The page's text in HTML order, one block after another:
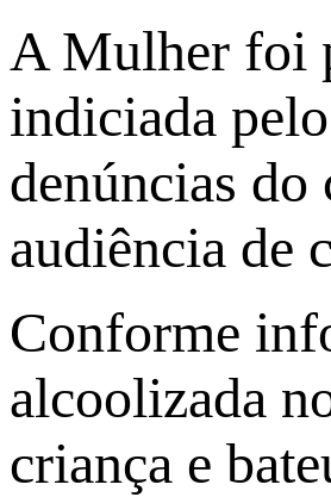
A Mulher foi
indiciada
denúncias do
audiência de
Conforme
alcoolizada
criança e